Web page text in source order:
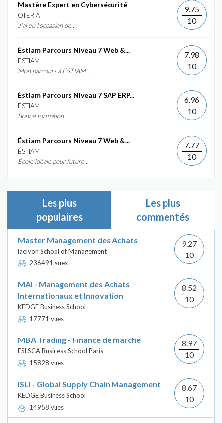
Mastère Expert en Cybersécurité
OTERIA
J'ai eu l'occasion de...
9.75
10
Éstiam Parcours Niveau 7 Web &...
ÉSTIAM
Mon parcours à ESTIAM...
7.98
10
Éstiam Parcours Niveau 7 SAP ERP...
ÉSTIAM
Bonne formation
6.96
10
Éstiam Parcours Niveau 7 Web &...
ÉSTIAM
École idéale pour future...
7.77
10
Les plus
populaires
Les plus
commentés
Master Management des Achats
iaelyon School of Management
236491 vues
9.27
10
MAI - Management des Achats
Internationaux et Innovation
KEDGE Business School
17771 vues
8.52
10
MBA Trading - Finance de marché
ESLSCA Business School Paris
15828 vues
8.97
10
ISLI - Global Supply Chain Management
KEDGE Business School
14958 vues
8.67
10